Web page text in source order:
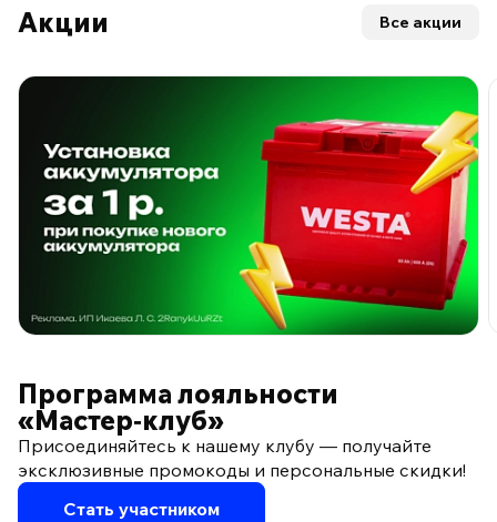
Акции Все акции
Программа лояльности
«Мастер‑клуб»
Присоединяйтесь к нашему клубу — получайте
эксклюзивные промокоды и персональные скидки!
Стать участником